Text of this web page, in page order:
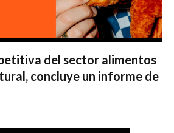
del sector alimentos
concluye un informe de